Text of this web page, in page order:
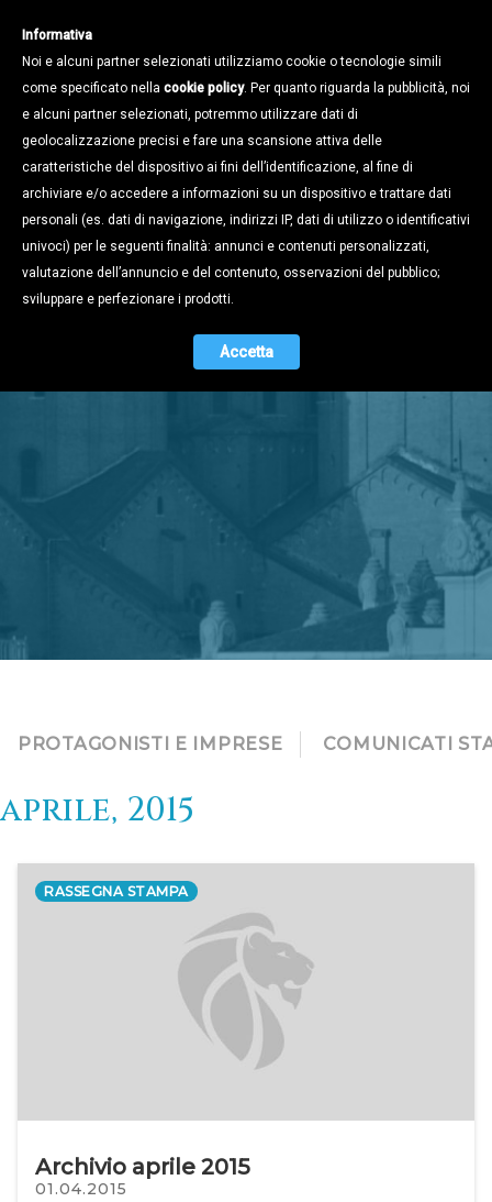
Stampa e
Territorio
PROTAGONISTI E IMPRESE COMUNICATI
aprile, 2015
RASSEGNA STAMPA
Archivio aprile 2015
01.04.2015
Informativa
Noi e alcuni partner selezionati utilizziamo cookie o tecnologie simili
come specificato nella cookie policy. Per quanto riguarda la pubblicità, noi
e alcuni partner selezionati, potremmo utilizzare dati di
geolocalizzazione precisi e fare una scansione attiva delle
caratteristiche del dispositivo ai fini dell’identificazione, al fine di
archiviare e/o accedere a informazioni su un dispositivo e trattare dati
personali (es. dati di navigazione, indirizzi IP, dati di utilizzo o identificativi
univoci) per le seguenti finalità: annunci e contenuti personalizzati,
valutazione dell’annuncio e del contenuto, osservazioni del pubblico;
sviluppare e perfezionare i prodotti.
Accetta